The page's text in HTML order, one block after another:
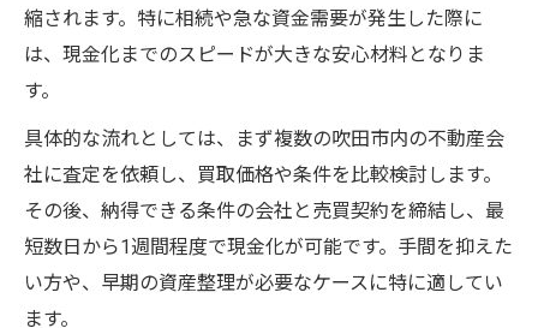
不動産売却に強い吹田市エリアの特徴を解説
不動産売却で選ばれる吹田市の地域特性
吹田市の不動産売却が注目される理由
売却成功率が高い吹田市の不動産事情
仲介と買取の違いを知り安心の売却を目指す
縮されます。特に相続や急な資金需要が発生した際に
は、現金化までのスピードが大きな安心材料となりま
す。
具体的な流れとしては、まず複数の吹田市内の不動産会
社に査定を依頼し、買取価格や条件を比較検討します。
その後、納得できる条件の会社と売買契約を締結し、最
短数日から1週間程度で現金化が可能です。手間を抑えた
い方や、早期の資産整理が必要なケースに特に適してい
ます。